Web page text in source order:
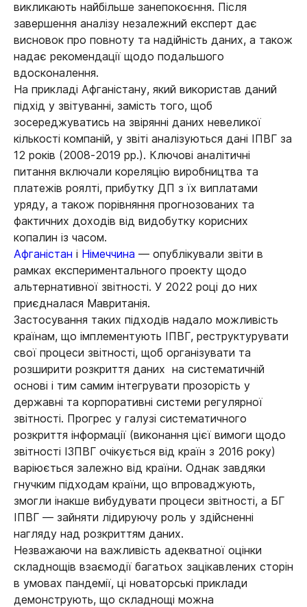
викликають найбільше занепокоєння. Після
завершення аналізу незалежний експерт дає
висновок про повноту та надійність даних, а також
надає рекомендації щодо подальшого
вдосконалення.
На прикладі Афганістану, який використав даний
підхід у звітуванні, замість того, щоб
зосереджуватись на звірянні даних невеликої
кількості компаній, у звіті аналізуються дані ІПВГ за
12 років (2008-2019 рр.). Ключові аналітичні
питання включали кореляцію виробництва та
платежів роялті, прибутку ДП з їх виплатами
уряду, а також порівняння прогнозованих та
фактичних доходів від видобутку корисних
копалин із часом.
Афганістан і Німеччина — опублікували звіти в
рамках експериментального проекту щодо
альтернативної звітності. У 2022 році до них
приєдналася Мавританія.
Застосування таких підходів надало можливість
країнам, що імплементують ІПВГ, реструктурувати
свої процеси звітності, щоб організувати та
розширити розкриття даних на систематичній
основі і тим самим інтегрувати прозорість у
державні та корпоративні системи регулярної
звітності. Прогрес у галузі систематичного
розкриття інформації (виконання цієї вимоги щодо
звітності ІЗПВГ очікується від країн з 2016 року)
варіюється залежно від країни. Однак завдяки
гнучким підходам країни, що впроваджують,
змогли інакше вибудувати процеси звітності, а БГ
ІПВГ — зайняти лідируючу роль у здійсненні
нагляду над розкриттям даних.
Незважаючи на важливість адекватної оцінки
складнощів взаємодії багатьох зацікавлених сторін
в умовах пандемії, ці новаторські приклади
демонструють, що складнощі можна